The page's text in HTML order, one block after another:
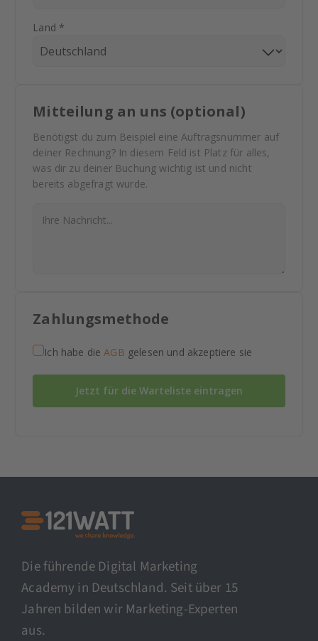
Land *
Mitteilung an uns (optional)
Benötigst du zum Beispiel eine Auftragsnummer auf
deiner Rechnung? In diesem Feld ist Platz für alles,
was dir zu deiner Buchung wichtig ist und nicht
bereits abgefragt wurde.
Zahlungsmethode
Ich habe dieAGB gelesen und akzeptiere sie
Jetzt für die Warteliste eintragen
Die führende Digital Marketing
Academy in Deutschland. Seit über 15
Jahren bilden wir Marketing-Experten
aus.